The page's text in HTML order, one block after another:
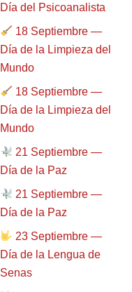
Día del Psicoanalista
18 Septiembre —
Día de la Limpieza del
Mundo
18 Septiembre —
Día de la Limpieza del
Mundo
21 Septiembre —
Día de la Paz
21 Septiembre —
Día de la Paz
23 Septiembre —
Día de la Lengua de
Senas